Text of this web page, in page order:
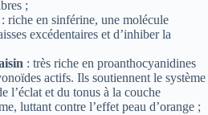
;
: riche en sinférine, une molécule
excédentaires et d’inhiber la
: très riche en proanthocyanidines
actifs. Ils soutiennent le système
l’éclat et du tonus à la couche
luttant contre l’effet peau d’orange ;